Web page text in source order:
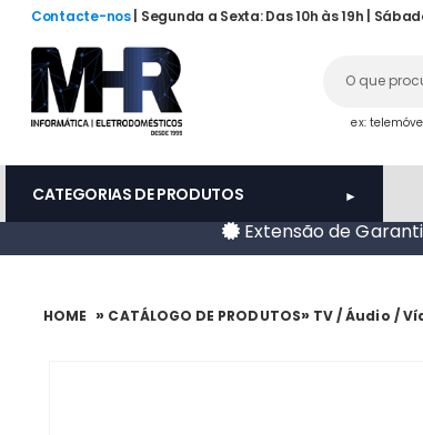
Contacte-nos | Segunda a Sexta: Das 10h às 19h |
ex:
CATEGORIAS DE PRODUTOS
Extensão de
HOME » CATÁLOGO DE PRODUTOS»TV / Áudio /